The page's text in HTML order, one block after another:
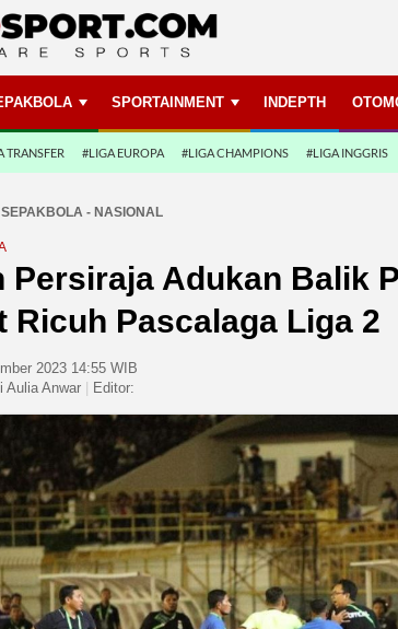
SPORTAINMENT INDEPTH
TRANSFER #LIGA EUROPA #LIGA CHAMPIONS #LIGA INGGRIS
SEPAKBOLA - NASIONAL
Persiraja Adukan Balik
Ricuh Pascalaga Liga 2
2023 14:55 WIB
Aulia Anwar Editor: